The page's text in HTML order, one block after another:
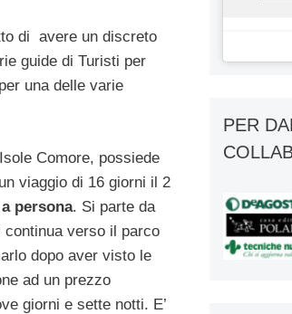
di avere un discreto
guide di Turisti per
una delle varie
Comore, possiede
viaggio di 16 giorni il 2
persona. Si parte da
continua verso il parco
dopo aver visto le
ad un prezzo
giorni e sette notti. E’
PER